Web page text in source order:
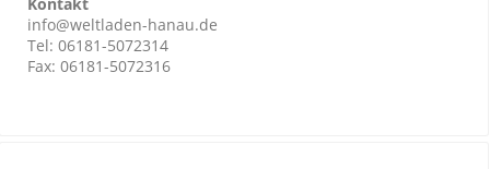
info@weltladen-hanau.de
Tel: 06181-5072314
Fax: 06181-5072316